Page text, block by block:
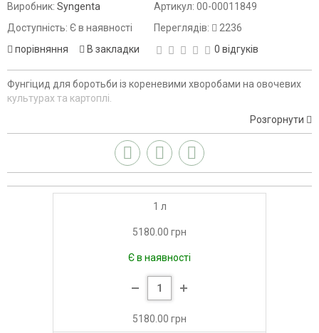
Виробник: Syngenta
Доступність: Є в наявності
порівняння
В закладки
Артикул: 00-00011849
Переглядів:
2236
0 відгуків
Фунгіцид для боротьби із кореневими хворобами на овочевих
культурах та картоплі.
Розгорнути
1 л
5180.00 грн
Є в наявності
5180.00 грн